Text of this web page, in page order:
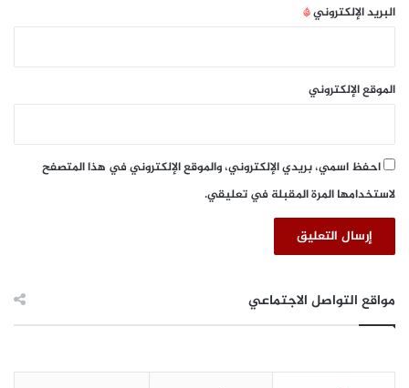
ل
ة
ف
ط
ا
ع
ا
ت
ئ
ة
ا
البريد الإلكتروني*
الموقع الإلكتروني
احفظ اسمي، بريدي الإلكتروني، والموقع الإلكتروني في هذا المتصفح
لاستخدامها المرة المقبلة في تعليقي.
مواقع التواصل الاجتماعي